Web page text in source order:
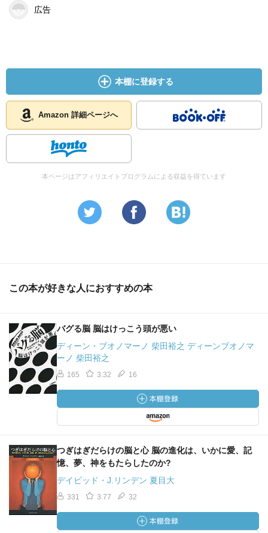
広告
本棚に登録する
Amazon 詳細ページへ
本ページはアフィリエイトプログラムによる収益を得ています
この本が好きな人におすすめの本
バグる脳 脳はけっこう頭が悪い
ディーン・ブオノマーノ 柴田裕之 ディーンブオノマ
ーノ 柴田裕之
165 3.32 16
つぎはぎだらけの脳と心 脳の進化は、いかに愛、記
憶、夢、神をもたらしたのか?
デイビッド・J.リンデン 夏目大
331 3.77 32